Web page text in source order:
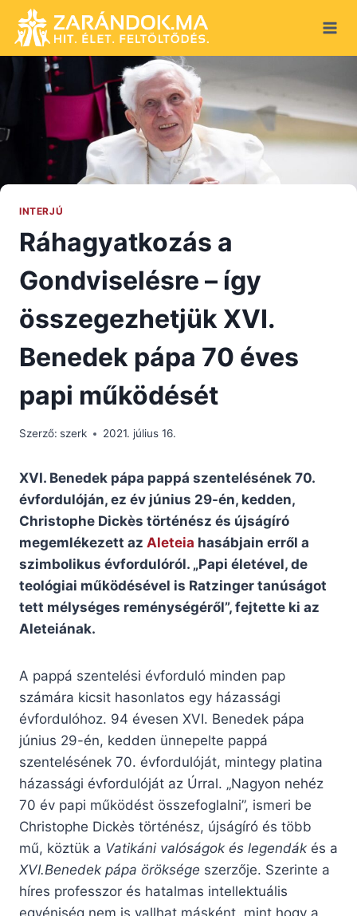
content
INTERJÚ
Ráhagyatkozás a
Gondviselésre – így
összegezhetjük XVI.
Benedek pápa 70 éves
papi működését
Szerző: szerk 2021. július 16.
XVI. Benedek pápa pappá szentelésének 70.
évfordulóján, ez év június 29-én, kedden,
Christophe Dickès történész és újságíró
megemlékezett az Aleteia hasábjain erről a
szimbolikus évfordulóról. „Papi életével, de
teológiai működésével is Ratzinger tanúságot
tett mélységes reménységéről”, fejtette ki az
Aleteiának.
A pappá szentelési évforduló minden pap
számára kicsit hasonlatos egy házassági
évfordulóhoz. 94 évesen XVI. Benedek pápa
június 29-én, kedden ünnepelte pappá
szentelésének 70. évfordulóját, mintegy platina
házassági évfordulóját az Úrral. „Nagyon nehéz
70 év papi működést összefoglalni”, ismeri be
Christophe Dickès történész, újságíró és több
mű, köztük a Vatikáni valóságok és legendák és a
XVI.Benedek pápa öröksége szerzője. Szerinte a
híres professzor és hatalmas intellektuális